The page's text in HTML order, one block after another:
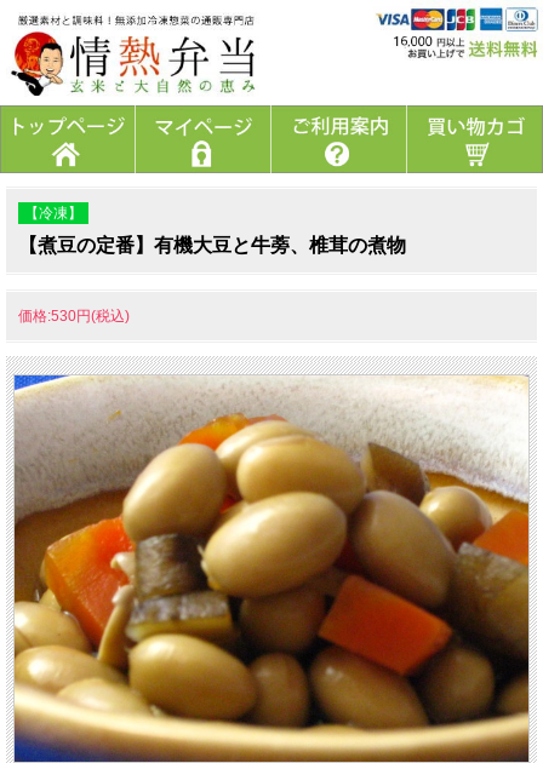
【冷凍】
【煮豆の定番】有機大豆と牛蒡、椎茸の煮物
価格:530円(税込)